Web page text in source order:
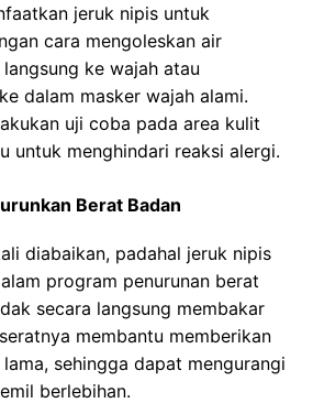
jeruk nipis untuk
cara mengoleskan air
ke wajah atau
dalam masker wajah alami.
uji coba pada area kulit
untuk menghindari reaksi alergi.
Berat Badan
diabaikan, padahal jeruk nipis
program penurunan berat
secara langsung membakar
membantu memberikan
sehingga dapat mengurangi
berlebihan.